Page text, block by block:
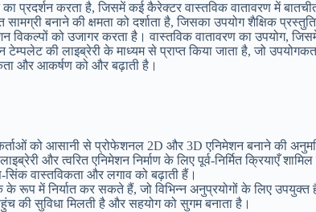
प्रदर्शन करता है, जिसमें कई कैरेक्टर वास्तविक वातावरण में
बनाने की क्षमता को दर्शाता है, जिसका उपयोग शैक्षिक
विकल्पों को उजागर करता है। वास्तविक वातावरण का
टेम्पलेट की लाइब्रेरी के माध्यम से प्राप्त किया जाता है, जो
और आकर्षण को और बढ़ाती है।
को आसानी से प्रोफेशनल 2D और 3D एनिमेशन बनाने की
और त्वरित एनिमेशन निर्माण के लिए पूर्व-निर्मित क्रियाएँ शामिल
वास्तविकता और लगाव को बढ़ाती हैं।
के रूप में निर्यात कर सकते हैं, जो विभिन्न अनुप्रयोगों के लिए उपयुक्त
की सुविधा मिलती है और सहयोग को सुगम बनाता है।